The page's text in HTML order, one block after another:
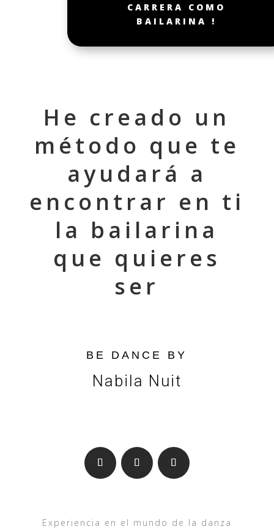
CARRERA COMO
BAILARINA !
He creado un
método que te
ayudará a
encontrar en ti
la bailarina
que quieres
ser
BE DANCE BY
Nabila Nuit
Experiencia en el mundo de la danza